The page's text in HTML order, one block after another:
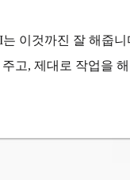
이것까진 잘 해줍니
고, 제대로 작업을